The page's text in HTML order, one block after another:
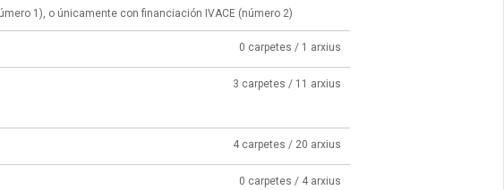
1), o únicamente con financiación IVACE (número 2)
0 carpetes / 1 arxius
3 carpetes / 11 arxius
4 carpetes / 20 arxius
0 carpetes / 4 arxius